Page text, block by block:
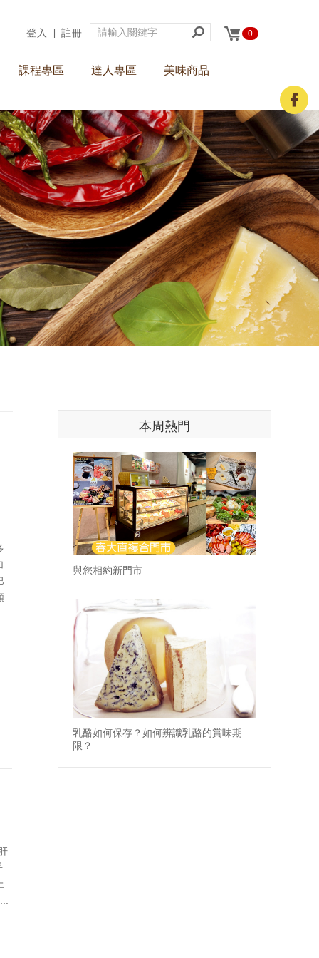
0
登入 ∣ 註冊
課程專區 達人專區 美味商品
本周熱門
與您相約新門市
乳酪如何保存？如何辨識乳酪的賞味期
限？